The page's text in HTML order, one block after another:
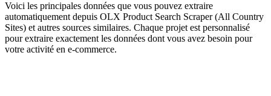
Voici les principales données que vous pouvez extraire
automatiquement depuis OLX Product Search Scraper (All Country
Sites) et autres sources similaires. Chaque projet est personnalisé
pour extraire exactement les données dont vous avez besoin pour
votre activité en e-commerce.